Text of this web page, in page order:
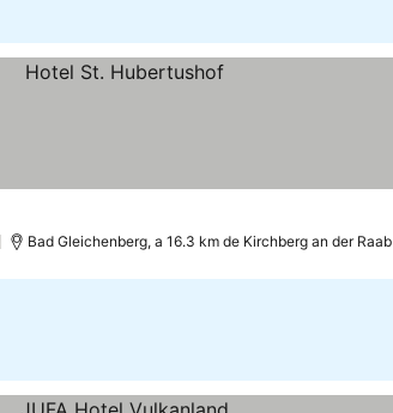
Bad Gleichenberg, a 16.3 km de Kirchberg an der Raab